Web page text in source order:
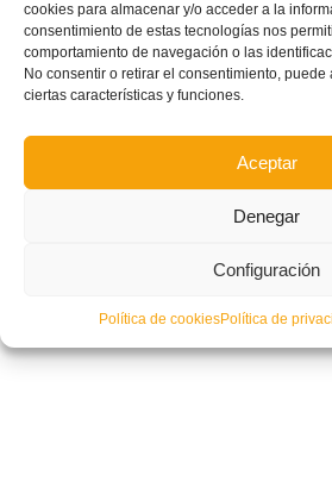
cookies para almacenar y/o acceder a la
consentimiento de estas tecnologías nos
comportamiento de navegación o las
No consentir o retirar el consentimiento,
ciertas características y funciones.
Aceptar
Denegar
Configuración
Política de cookiesPolítica de
La Asamblea General de la FFCV aprueba el
valenciano